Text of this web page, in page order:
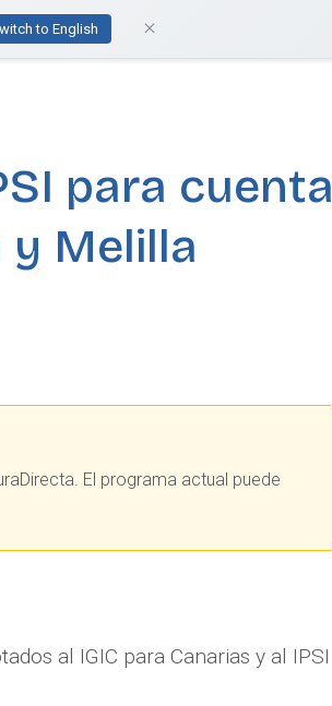
¿Te ayudamos?
to English
para cuenta
y Melilla
El programa actual puede
al IGIC para Canarias y al IPSI